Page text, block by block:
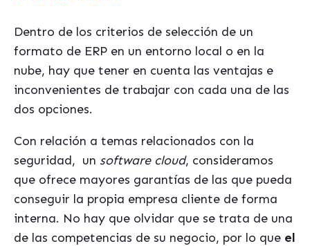
Dentro de los criterios de selección de un
formato de ERP en un entorno local o en la
nube, hay que tener en cuenta las ventajas e
inconvenientes de trabajar con cada una de las
dos opciones.
Con relación a temas relacionados con la
seguridad, un software cloud, consideramos
que ofrece mayores garantías de las que pueda
conseguir la propia empresa cliente de forma
interna. No hay que olvidar que se trata de una
de las competencias de su negocio, por lo que el